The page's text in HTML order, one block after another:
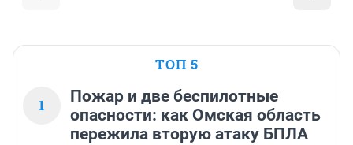
ТОП 5
1
Пожар и две беспилотные
опасности: как Омская область
пережила вторую атаку БПЛА